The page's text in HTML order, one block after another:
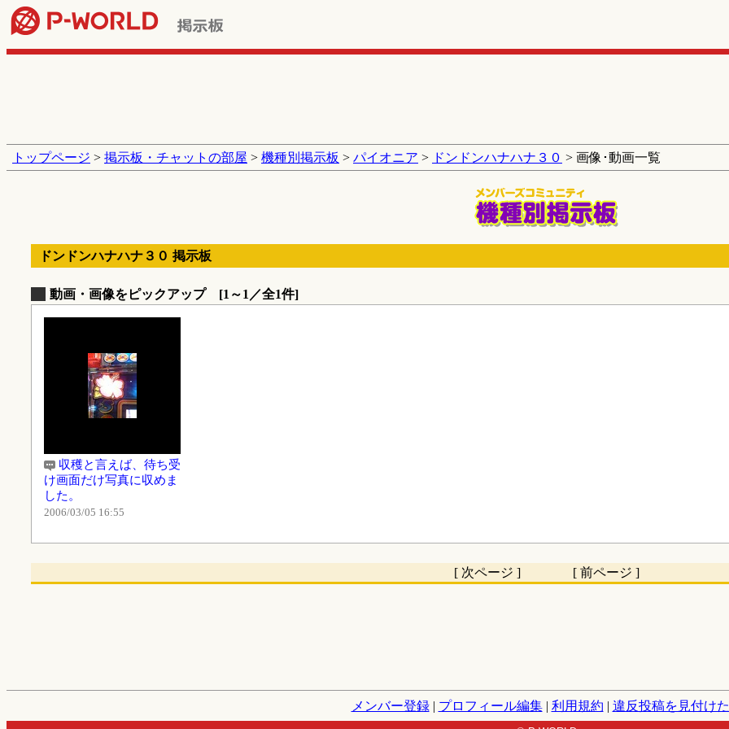
トップページ > 掲示板・チャットの部屋 > 機種別掲示板 > パイオニア > ドンドンハナハナ３０ > 画像･動画一覧
ドンドンハナハナ３０ 掲示板
動画・画像をピックアップ [1～1／全1件]
収穫と言えば、待ち受
け画面だけ写真に収めま
した。
2006/03/05 16:55
[ 次ページ ] [ 前ページ ]
メンバー登録| プロフィール編集| 利用規約 | 違反投稿を見付け